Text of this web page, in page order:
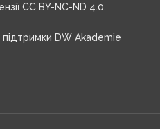
CC BY-NC-ND 4.0.
DW Akademie